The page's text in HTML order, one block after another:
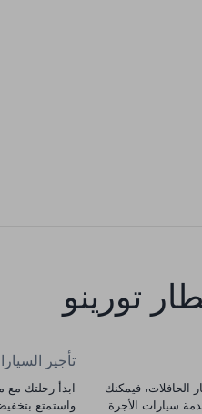
تورينو
الحافلات، فيمكنك
سيارات الأجرة
تأجير